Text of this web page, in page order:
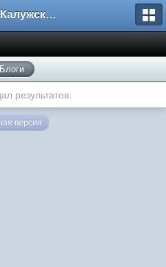
Блоги Калужского перекрестка
результатов.
версия